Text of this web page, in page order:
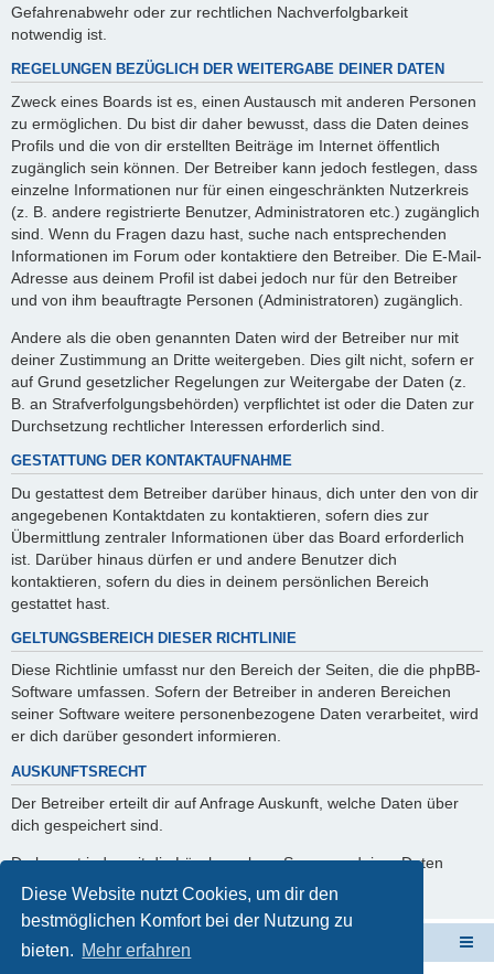
Diese Website nutzt Cookies, um dir den
bestmöglichen Komfort bei der Nutzung zu
bieten. Mehr erfahren
Gefahrenabwehr oder zur rechtlichen Nachverfolgbarkeit
notwendig ist.
REGELUNGEN BEZÜGLICH DER WEITERGABE DEINER DATEN
Zweck eines Boards ist es, einen Austausch mit anderen Personen
zu ermöglichen. Du bist dir daher bewusst, dass die Daten deines
Profils und die von dir erstellten Beiträge im Internet öffentlich
zugänglich sein können. Der Betreiber kann jedoch festlegen, dass
einzelne Informationen nur für einen eingeschränkten Nutzerkreis
(z. B. andere registrierte Benutzer, Administratoren etc.) zugänglich
sind. Wenn du Fragen dazu hast, suche nach entsprechenden
Informationen im Forum oder kontaktiere den Betreiber. Die E-Mail-
Adresse aus deinem Profil ist dabei jedoch nur für den Betreiber
und von ihm beauftragte Personen (Administratoren) zugänglich.
Andere als die oben genannten Daten wird der Betreiber nur mit
deiner Zustimmung an Dritte weitergeben. Dies gilt nicht, sofern er
auf Grund gesetzlicher Regelungen zur Weitergabe der Daten (z.
B. an Strafverfolgungsbehörden) verpflichtet ist oder die Daten zur
Durchsetzung rechtlicher Interessen erforderlich sind.
GESTATTUNG DER KONTAKTAUFNAHME
Du gestattest dem Betreiber darüber hinaus, dich unter den von dir
angegebenen Kontaktdaten zu kontaktieren, sofern dies zur
Übermittlung zentraler Informationen über das Board erforderlich
ist. Darüber hinaus dürfen er und andere Benutzer dich
kontaktieren, sofern du dies in deinem persönlichen Bereich
gestattet hast.
GELTUNGSBEREICH DIESER RICHTLINIE
Diese Richtlinie umfasst nur den Bereich der Seiten, die die phpBB-
Software umfassen. Sofern der Betreiber in anderen Bereichen
seiner Software weitere personenbezogene Daten verarbeitet, wird
er dich darüber gesondert informieren.
AUSKUNFTSRECHT
Der Betreiber erteilt dir auf Anfrage Auskunft, welche Daten über
dich gespeichert sind.
Du kannst jederzeit die Löschung bzw. Sperrung deiner Daten
verlangen. Kontaktiere hierzu bitte den Betreiber.
ElabNET Technik Forum